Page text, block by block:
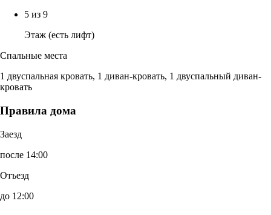
5 из 9
Этаж (есть лифт)
Спальные места
1 двуспальная кровать, 1 диван-кровать, 1 двуспальный диван-
кровать
Правила дома
Заезд
после 14:00
Отъезд
до 12:00